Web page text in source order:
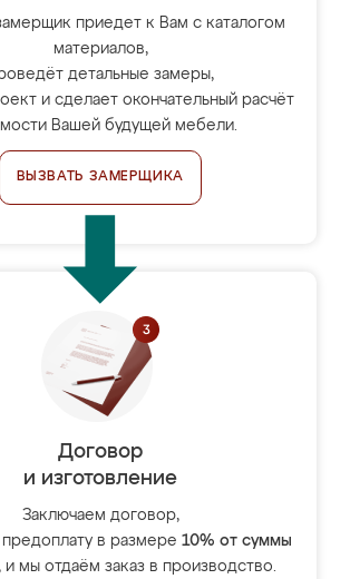
приедет к Вам с каталогом
материалов,
детальные замеры,
и сделает окончательный расчёт
Вашей будущей мебели.
ВЫЗВАТЬ ЗАМЕРЩИКА
Договор
и изготовление
Заключаем договор,
в размере 10% от суммы
и мы отдаём заказ в производство.